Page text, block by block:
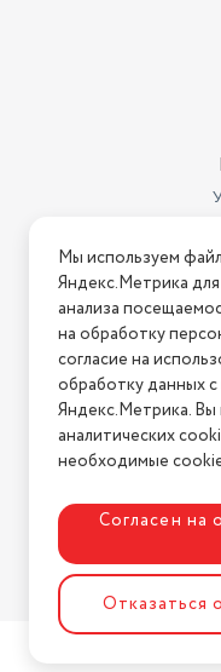
Нашли
2026 © Интернет-
Мы используем
Яндекс.Метрика
анализа
на обработку
согласие на
обработку данных
Яндекс.Метрика.
аналитических
необходимые
Согласен на
Отказаться